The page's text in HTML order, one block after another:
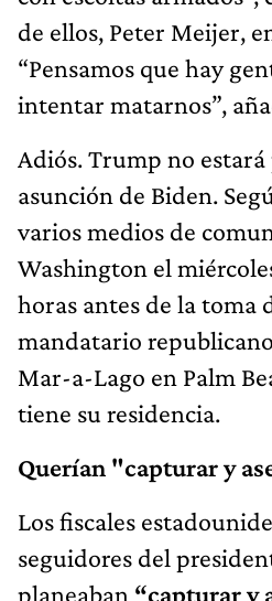
de ellos, Peter Meijer,
“Pensamos que hay
intentar matarnos”,
Adiós. Trump no
asunción de Biden.
varios medios de
Washington el
horas antes de la toma
mandatario
Mar-a-Lago en Palm
tiene su residencia.
Querían "capturar y
Los fiscales
seguidores del
planeaban “capturar y